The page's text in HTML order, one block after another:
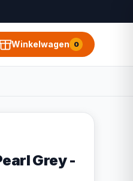
Winkelwagen 0
Grey -